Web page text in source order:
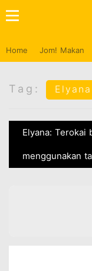
Home Jom! Makan
Tag: Elyana
Elyana: Terokai
menggunakan